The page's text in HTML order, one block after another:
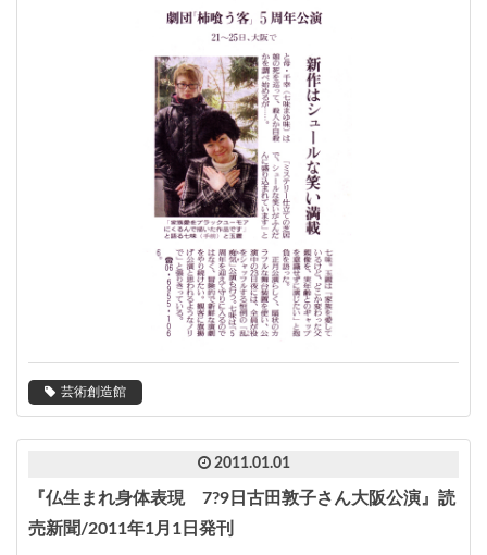
芸術創造館
2011.01.01
『仏生まれ身体表現 7?9日古田敦子さん大阪公演』読
売新聞/2011年1月1日発刊